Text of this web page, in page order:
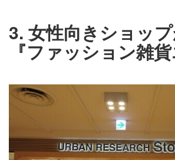
3. 女性向きショップ
『ファッション雑貨